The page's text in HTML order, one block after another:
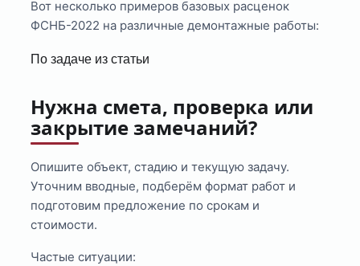
Вот несколько примеров базовых расценок
ФСНБ-2022 на различные демонтажные работы:
По задаче из статьи
Нужна смета, проверка или
закрытие замечаний?
Опишите объект, стадию и текущую задачу.
Уточним вводные, подберём формат работ и
подготовим предложение по срокам и
стоимости.
Частые ситуации: